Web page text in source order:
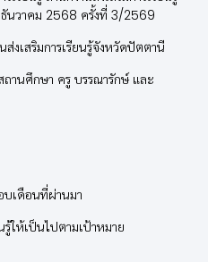
นวาคม 2568 ครั้งที่ 3/2569
งเสริมการเรียนรู้จังหวัดปัตตานี
านศึกษา ครู บรรณารักษ์ และ
บเดือนที่ผ่านมา
ให้เป็นไปตามเป้าหมาย